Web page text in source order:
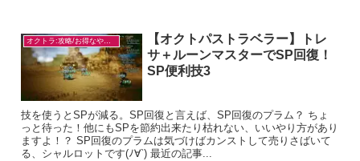
オクトラ:攻略/お得なやり方
【オクトパストラベラー】トレ
サ＋ルーンマスターでSP回復！
SP便利技3
技を使うとSPが減る。SP回復と言えば、SP回復のプラム？ ちょ
っと待った！他にもSPを節約出来たり枯れない、いいやり方があり
ますよ！？ SP回復のプラムは気づけばカンストして売りさばいて
る、シャルロットです(ﾉ∀`) 最近の記事...